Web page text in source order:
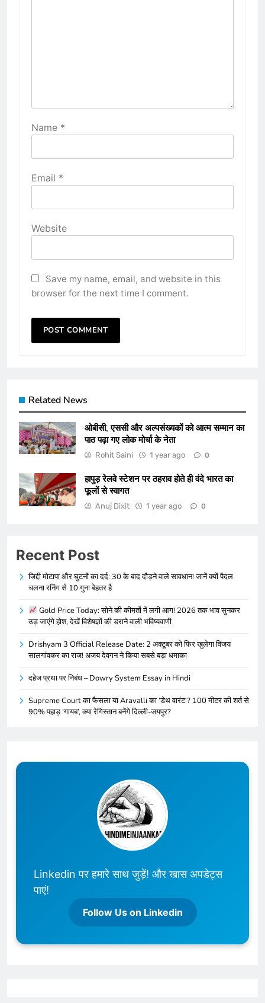
Name *
Email *
Website
Save my name, email, and website in this
browser for the next time I comment.
Related News
ओबीसी, एससी और अल्पसंख्यकों को आत्म सम्मान का
पाठ पढ़ा गए लोक मोर्चा के नेता
Rohit Saini 1 year ago 0
हापुड़ रेलवे स्टेशन पर ठहराव होते ही वंदे भारत का
फूलों से स्वागत
Anuj Dixit 1 year ago 0
Recent Post
जिद्दी मोटापा और घुटनों का दर्द: 30 के बाद दौड़ने वाले सावधान! जानें क्यों पैदल
चलना रनिंग से 10 गुना बेहतर है
Gold Price Today: सोने की कीमतों में लगी आग! 2026 तक भाव सुनकर
उड़ जाएंगे होश, देखें विशेषज्ञों की डराने वाली भविष्यवाणी
Drishyam 3 Official Release Date: 2 अक्टूबर को फिर खुलेगा विजय
सालगांवकर का राज! अजय देवगन ने किया सबसे बड़ा धमाका
दहेज प्रथा पर निबंध – Dowry System Essay in Hindi
Supreme Court का फैसला या Aravalli का ‘डेथ वारंट’? 100 मीटर की शर्त से
90% पहाड़ ‘गायब’, क्या रेगिस्तान बनेंगे दिल्ली-जयपुर?
Linkedin पर हमारे साथ जुड़ें! और खास अपडेट्स
पाएं!
Follow Us on Linkedin